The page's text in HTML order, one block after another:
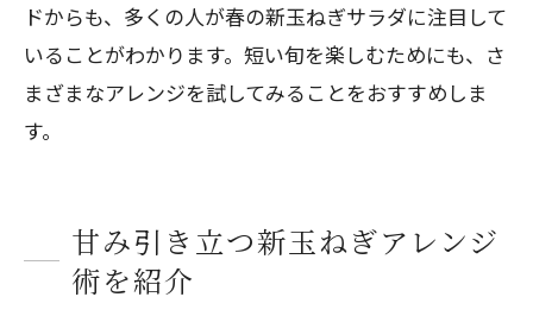
ドからも、多くの人が春の新玉ねぎサラダに注目して
いることがわかります。短い旬を楽しむためにも、さ
まざまなアレンジを試してみることをおすすめしま
す。
甘み引き立つ新玉ねぎアレンジ
術を紹介